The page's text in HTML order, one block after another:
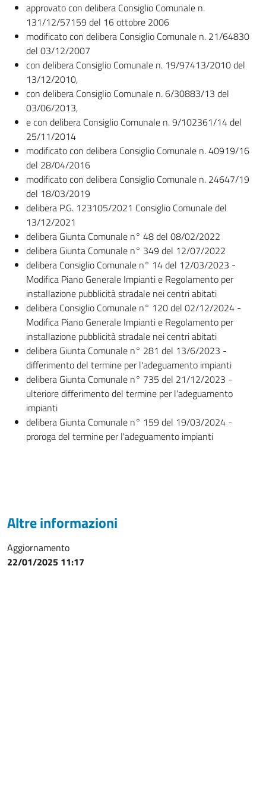
approvato con delibera Consiglio Comunale n.
131/12/57159 del 16 ottobre 2006
modificato con delibera Consiglio Comunale n. 21/64830
del 03/12/2007
con delibera Consiglio Comunale n. 19/97413/2010 del
13/12/2010,
con delibera Consiglio Comunale n. 6/30883/13 del
03/06/2013,
e con delibera Consiglio Comunale n. 9/102361/14 del
25/11/2014
modificato con delibera Consiglio Comunale n. 40919/16
del 28/04/2016
modificato con delibera Consiglio Comunale n. 24647/19
del 18/03/2019
delibera P.G. 123105/2021 Consiglio Comunale del
13/12/2021
delibera Giunta Comunale n° 48 del 08/02/2022
delibera Giunta Comunale n° 349 del 12/07/2022
delibera Consiglio Comunale n° 14 del 12/03/2023 -
Modifica Piano Generale Impianti e Regolamento per
installazione pubblicità stradale nei centri abitati
delibera Consiglio Comunale n° 120 del 02/12/2024 -
Modifica Piano Generale Impianti e Regolamento per
installazione pubblicità stradale nei centri abitati
delibera Giunta Comunale n° 281 del 13/6/2023 -
differimento del termine per l'adeguamento impianti
delibera Giunta Comunale n° 735 del 21/12/2023 -
ulteriore differimento del termine per l'adeguamento
impianti
delibera Giunta Comunale n° 159 del 19/03/2024 -
proroga del termine per l'adeguamento impianti
Altre informazioni
Aggiornamento
22/01/2025 11:17